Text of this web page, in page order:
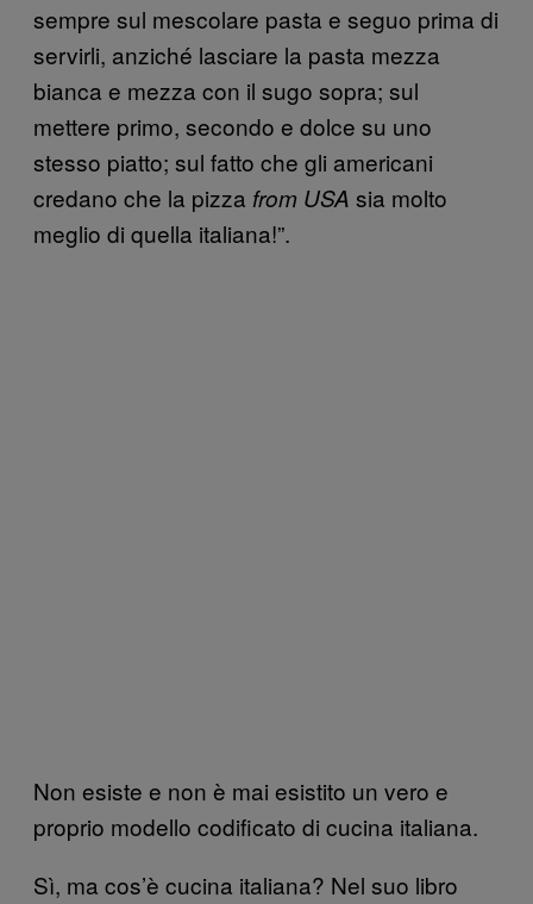
sempre sul mescolare pasta e seguo prima di
servirli, anziché lasciare la pasta mezza
bianca e mezza con il sugo sopra; sul
mettere primo, secondo e dolce su uno
stesso piatto; sul fatto che gli americani
credano che la pizza from USA sia molto
meglio di quella italiana!”.
Non esiste e non è mai esistito un vero e
proprio modello codificato di cucina italiana.
Sì, ma cos’è cucina italiana? Nel suo libro